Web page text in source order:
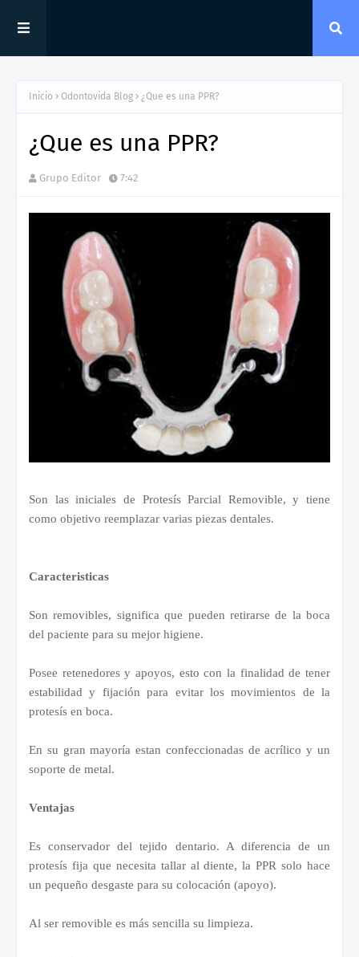
Inicio Odontovida Blog ¿Que es una PPR?
¿Que es una PPR?
Grupo Editor 7:42
Son las iniciales de Protesís Parcial Removible, y tiene
como objetivo reemplazar varias piezas dentales.
Caracteristicas
Son removibles, significa que pueden retirarse de la boca
del paciente para su mejor higiene.
Posee retenedores y apoyos, esto con la finalidad de tener
estabilidad y fijación para evitar los movimientos de la
protesís en boca.
En su gran mayoría estan confeccionadas de acrílico y un
soporte de metal.
Ventajas
Es conservador del tejido dentario. A diferencia de un
protesís fija que necesita tallar al diente, la PPR solo hace
un pequeño desgaste para su colocación (apoyo).
Al ser removible es más sencilla su limpieza.